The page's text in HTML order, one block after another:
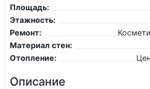
Площадь:
Этажность:
Ремонт:
Материал стен:
Отопление:
Описание